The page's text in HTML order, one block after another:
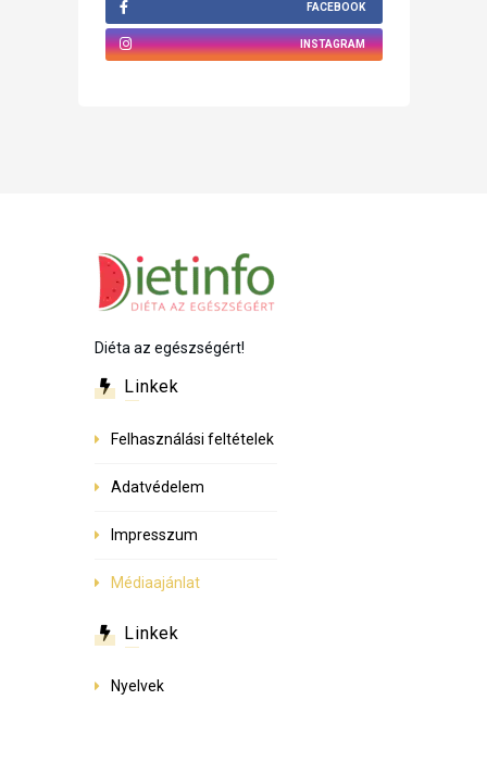
FACEBOOK
INSTAGRAM
Diéta az egészségért!
Linkek
Felhasználási feltételek
Adatvédelem
Impresszum
Médiaajánlat
Linkek
Nyelvek